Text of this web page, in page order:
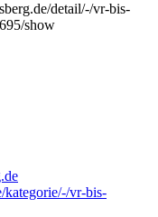
detail/-/vr-bis-
show
kategorie/-/vr-bis-